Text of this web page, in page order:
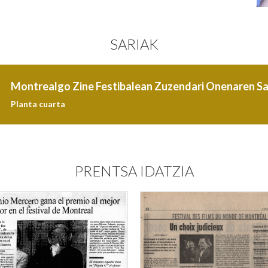
SARIAK
Montrealgo Zine Festibalean Zuzendari Onenaren
Planta cuarta
PRENTSA IDATZIA